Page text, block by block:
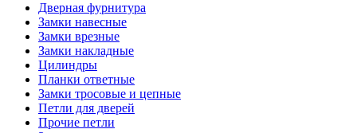
Дверная фурнитура
Замки навесные
Замки врезные
Замки накладные
Цилиндры
Планки ответные
Замки тросовые и цепные
Петли для дверей
Прочие петли